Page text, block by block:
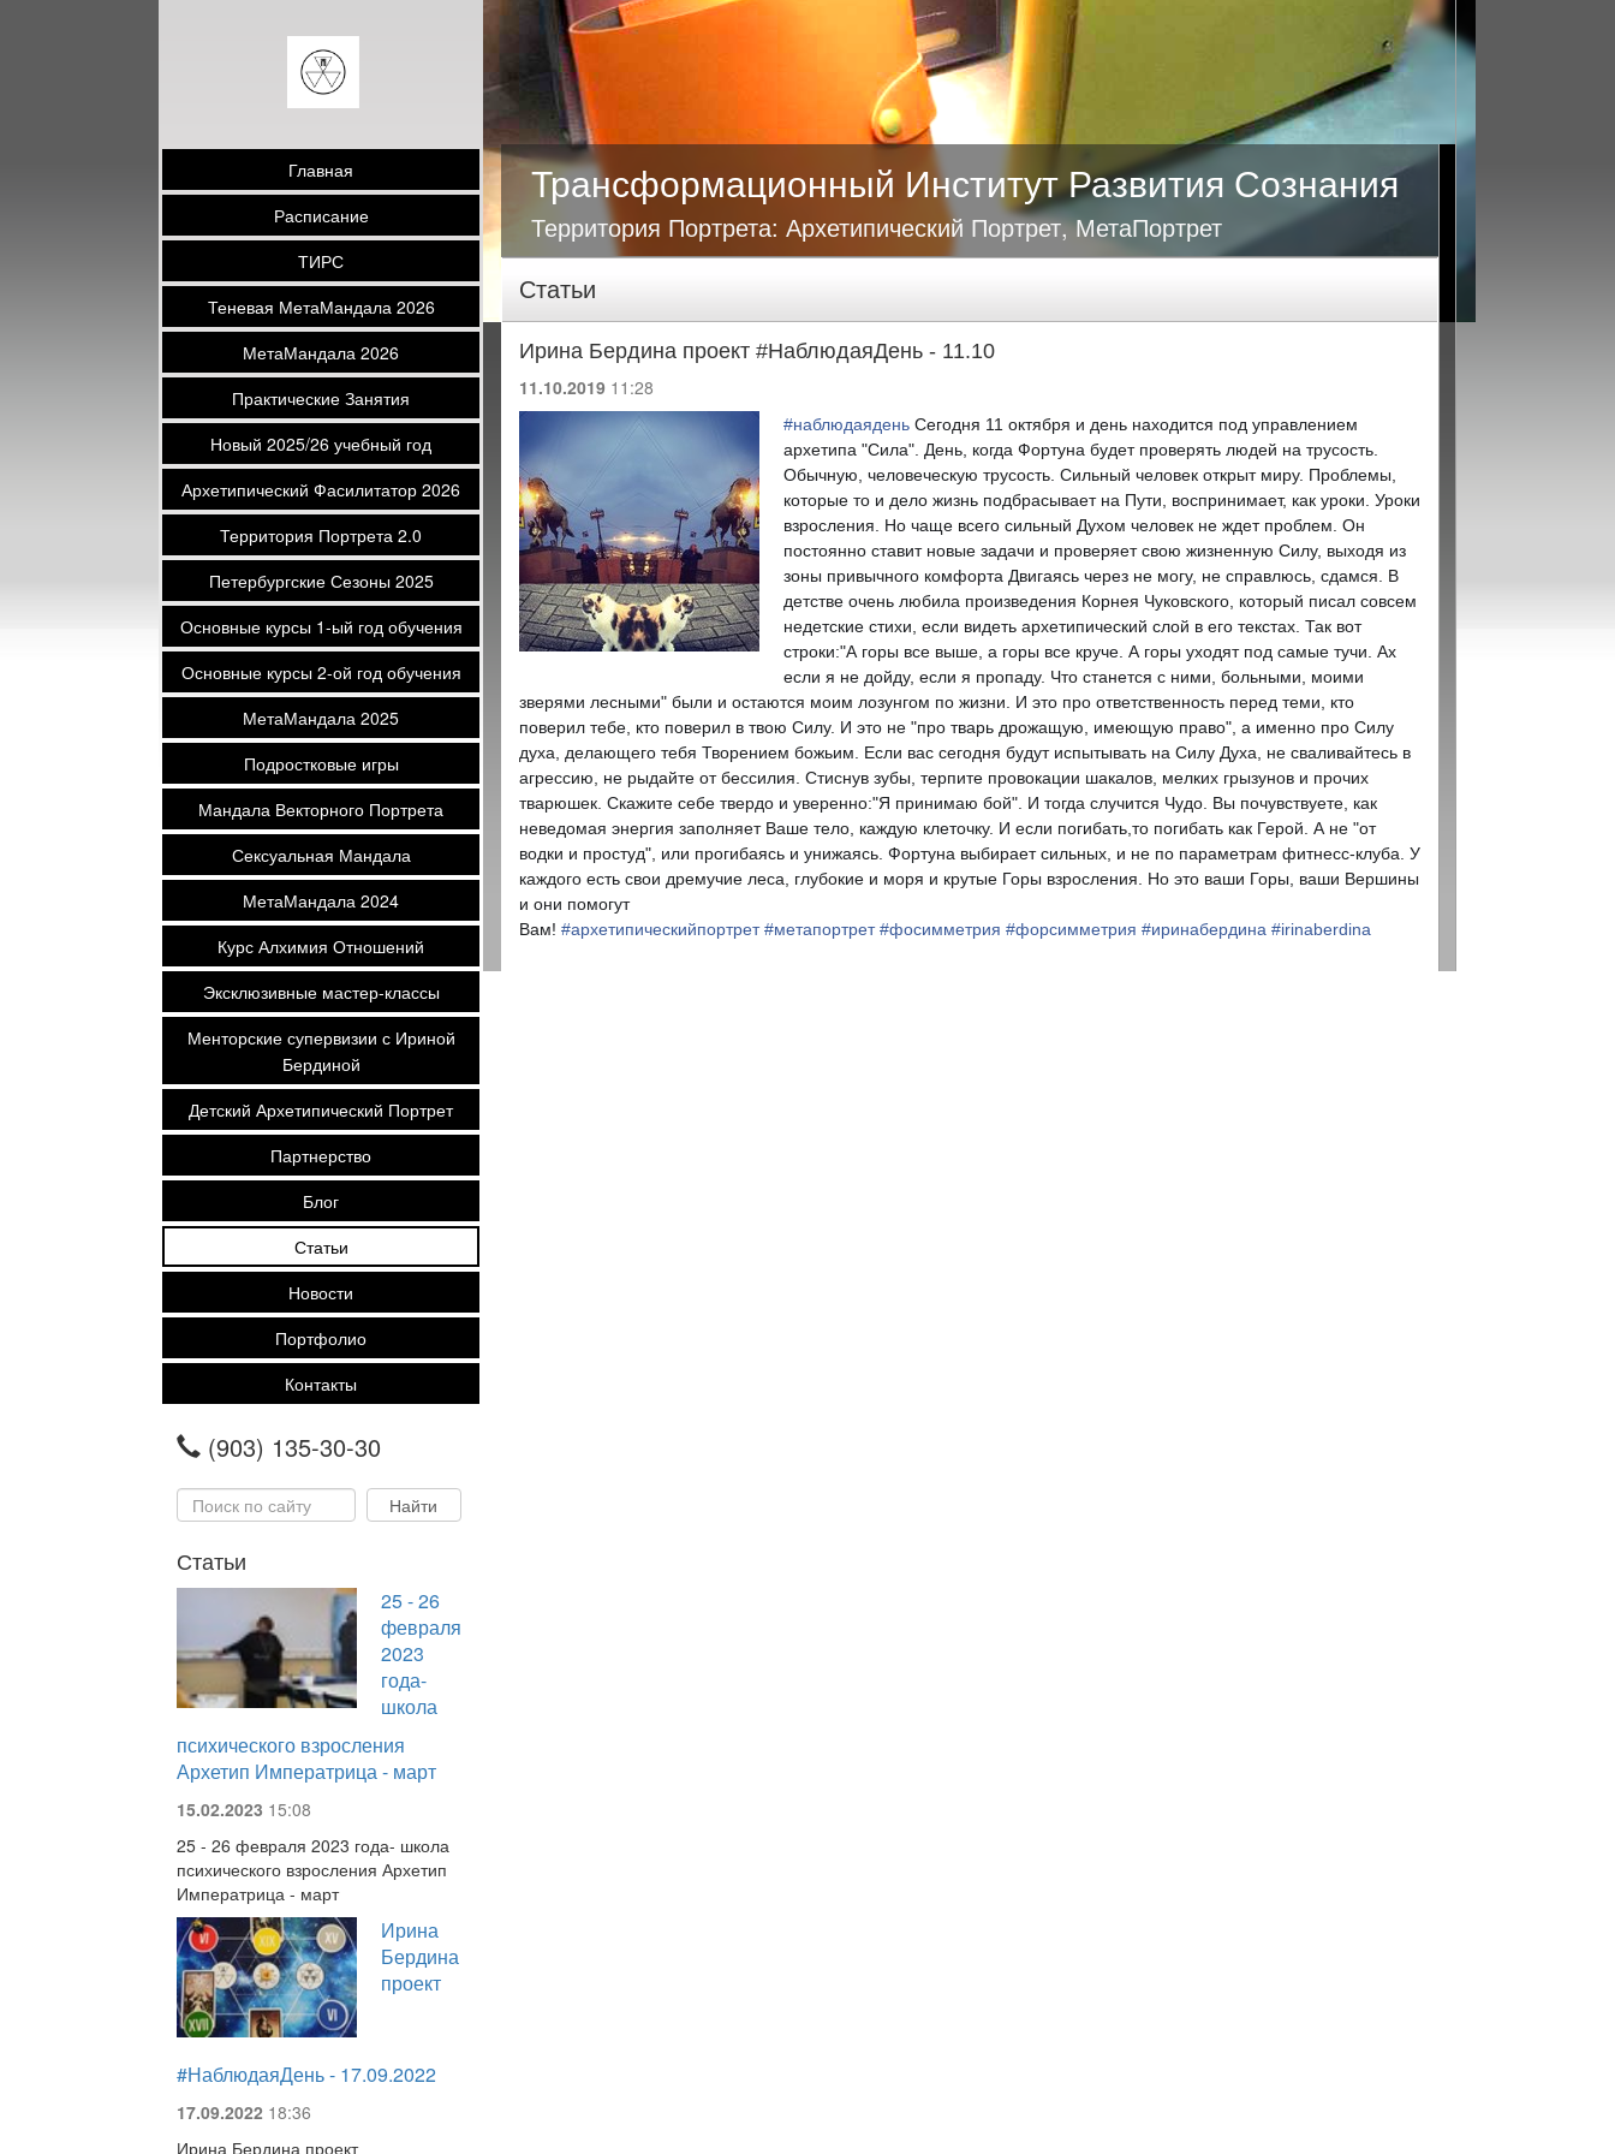
Главная
Расписание
ТИРС
Теневая МетаМандала 2026
МетаМандала 2026
Практические Занятия
Новый 2025/26 учебный год
Архетипический Фасилитатор 2026
Территория Портрета 2.0
Петербургские Сезоны 2025
Основные курсы 1-ый год обучения
Основные курсы 2-ой год обучения
МетаМандала 2025
Подростковые игры
Мандала Векторного Портрета
Сексуальная Мандала
МетаМандала 2024
Курс Алхимия Отношений
Эксклюзивные мастер-классы
Менторские супервизии с Ириной
Бердиной
Детский Архетипический Портрет
Партнерство
Блог
Статьи
Новости
Портфолио
Контакты
(903) 135-30-30
Статьи
25 - 26
февраля
2023
года-
школа
психического взросления
Архетип Императрица - март
15.02.2023 15:08
25 - 26 февраля 2023 года- школа
психического взросления Архетип
Императрица - март
Ирина
Бердина
проект
#НаблюдаяДень - 17.09.2022
17.09.2022 18:36
Ирина Бердина проект
Трансформационный Институт Развития Сознания
Территория Портрета: Архетипический Портрет, МетаПортрет
Статьи
Ирина Бердина проект #НаблюдаяДень - 11.10
11.10.2019 11:28
#наблюдаядень Сегодня 11 октября и день находится под управлением
архетипа "Сила". День, когда Фортуна будет проверять людей на трусость.
Обычную, человеческую трусость. Сильный человек открыт миру. Проблемы,
которые то и дело жизнь подбрасывает на Пути, воспринимает, как уроки. Уроки
взросления. Но чаще всего сильный Духом человек не ждет проблем. Он
постоянно ставит новые задачи и проверяет свою жизненную Силу, выходя из
зоны привычного комфорта Двигаясь через не могу, не справлюсь, сдамся. В
детстве очень любила произведения Корнея Чуковского, который писал совсем
недетские стихи, если видеть архетипический слой в его текстах. Так вот
строки:"А горы все выше, а горы все круче. А горы уходят под самые тучи. Ах
если я не дойду, если я пропаду. Что станется с ними, больными, моими
зверями лесными" были и остаются моим лозунгом по жизни. И это про ответственность перед теми, кто
поверил тебе, кто поверил в твою Силу. И это не "про тварь дрожащую, имеющую право", а именно про Силу
духа, делающего тебя Творением божьим. Если вас сегодня будут испытывать на Силу Духа, не сваливайтесь в
агрессию, не рыдайте от бессилия. Стиснув зубы, терпите провокации шакалов, мелких грызунов и прочих
тварюшек. Скажите себе твердо и уверенно:"Я принимаю бой". И тогда случится Чудо. Вы почувствуете, как
неведомая энергия заполняет Ваше тело, каждую клеточку. И если погибать,то погибать как Герой. А не "от
водки и простуд", или прогибаясь и унижаясь. Фортуна выбирает сильных, и не по параметрам фитнесс-клуба. У
каждого есть свои дремучие леса, глубокие и моря и крутые Горы взросления. Но это ваши Горы, ваши Вершины
и они помогут
Вам! #архетипическийпортрет #метапортрет #фосимметрия #форсимметрия #иринабердина #irinaberdina